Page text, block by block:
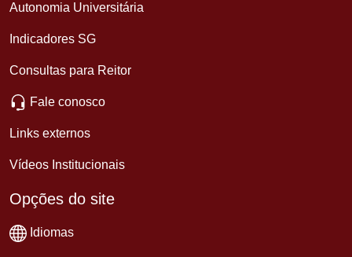
Autonomia Universitária
Indicadores SG
Consultas para Reitor
Fale conosco
Links externos
Vídeos Institucionais
Opções do site
Idiomas